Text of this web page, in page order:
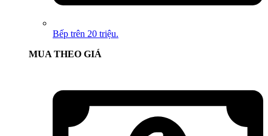
Bếp trên 20 triệu.
MUA THEO GIÁ